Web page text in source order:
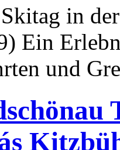
in
Ein
und